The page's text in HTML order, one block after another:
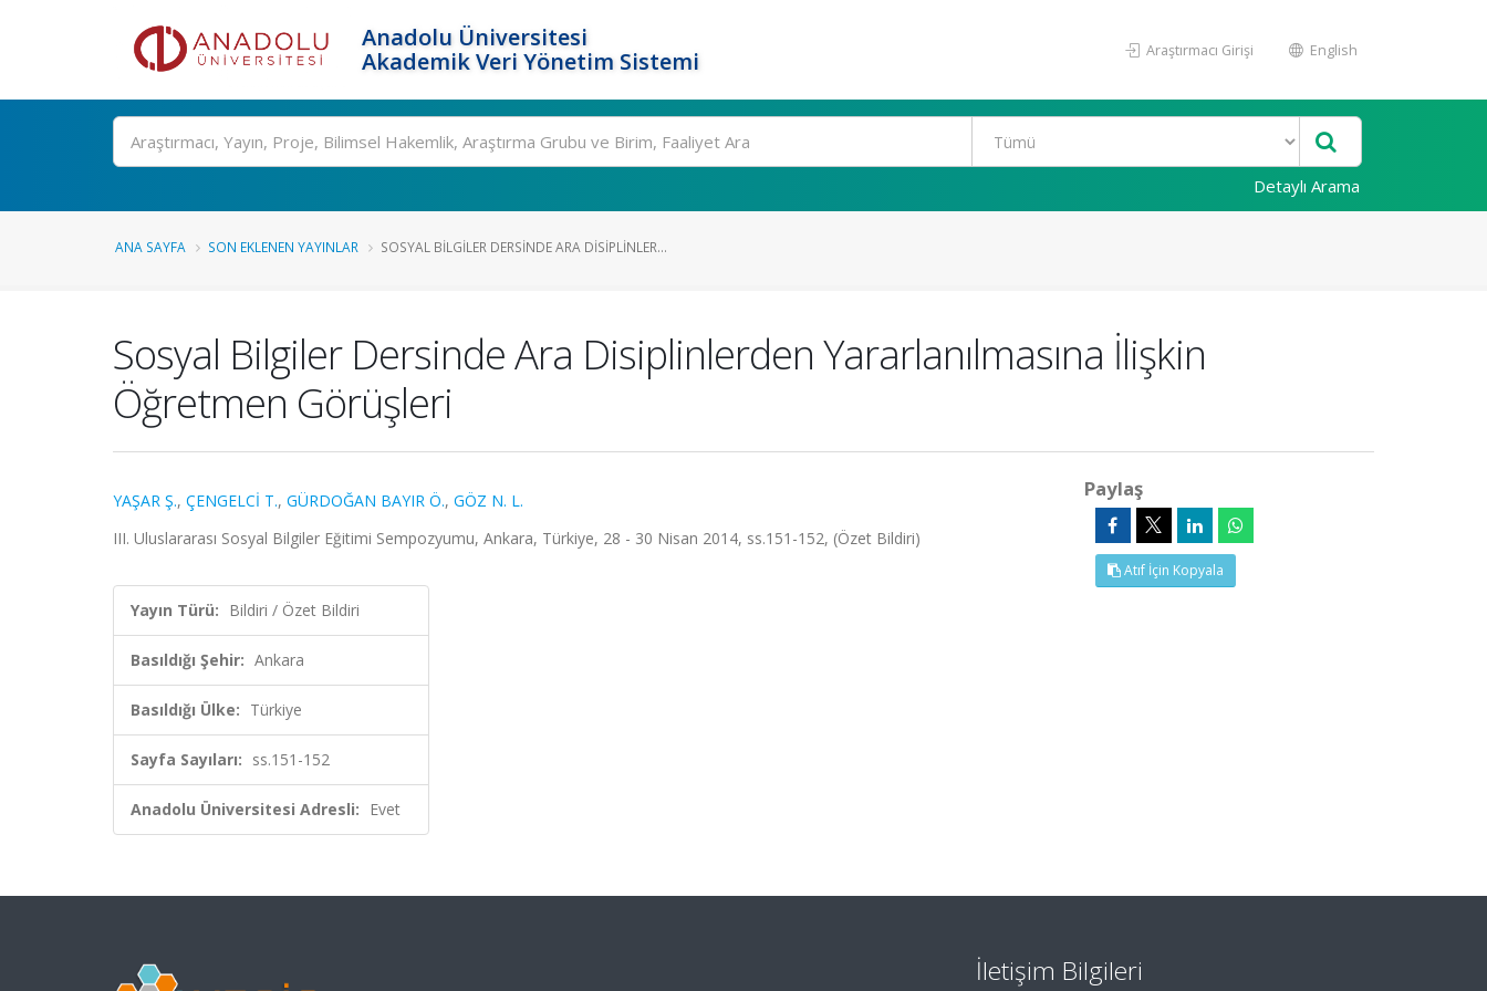
Anadolu Üniversitesi
Akademik Veri Yönetim Sistemi
Araştırmacı Girişi English
Ara
Detaylı Arama
ANA SAYFA SON EKLENEN YAYINLAR SOSYAL BILGILER DERSINDE ARA DISIPLINLER...
Sosyal Bilgiler Dersinde Ara Disiplinlerden Yararlanılmasına İlişkin
Öğretmen Görüşleri
YAŞAR Ş., ÇENGELCİ T., GÜRDOĞAN BAYIR Ö., GÖZ N. L.
III. Uluslararası Sosyal Bilgiler Eğitimi Sempozyumu, Ankara, Türkiye, 28 - 30 Nisan 2014, ss.151-152, (Özet Bildiri)
Yayın Türü: Bildiri / Özet Bildiri
Basıldığı Şehir: Ankara
Basıldığı Ülke: Türkiye
Sayfa Sayıları: ss.151-152
Anadolu Üniversitesi Adresli: Evet
Paylaş
Atıf İçin Kopyala
İletişim Bilgileri